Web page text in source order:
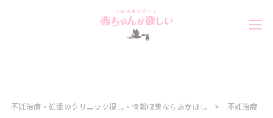
不妊治療・妊活のクリニック探し・情報収集ならあかほし 不妊治療